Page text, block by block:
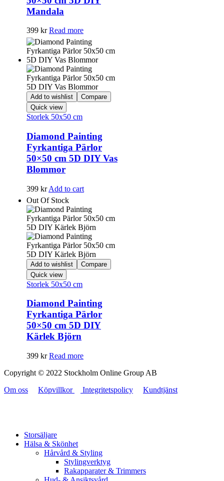
Mandala
399 kr Read more
Add to wishlist
Compare
Quick view
Storlek 50x50 cm
Diamond Painting
Fyrkantiga Pärlor
50×50 cm 5D DIY Vas
Blommor
399 kr Add to cart
Out Of Stock
Add to wishlist
Compare
Quick view
Storlek 50x50 cm
Diamond Painting
Fyrkantiga Pärlor
50×50 cm 5D DIY
Kärlek Björn
399 kr Read more
Copyright © 2022 Stockholm Online Group AB
Om oss
Köpvillkor Integritetspolicy Kundtjänst
Storsäljare
Hälsa & Skönhet
Hårvård & Styling
Stylingverktyg
Rakapparater & Trimmers